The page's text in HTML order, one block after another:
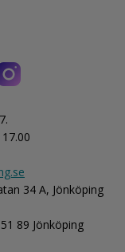
34 A, Jönköping
89 Jönköping